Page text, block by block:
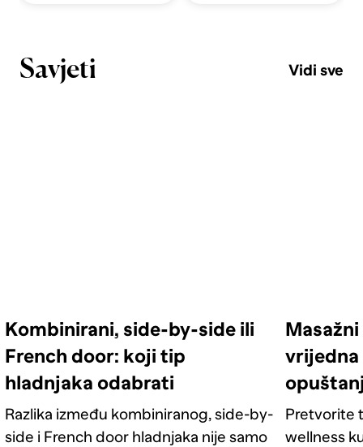
Savjeti Vidi sve
Kombinirani, side-by-side ili
French door: koji tip
hladnjaka odabrati
Razlika između kombiniranog, side-by-
side i French door hladnjaka nije samo
vrijedna
Pretvorite
wellness